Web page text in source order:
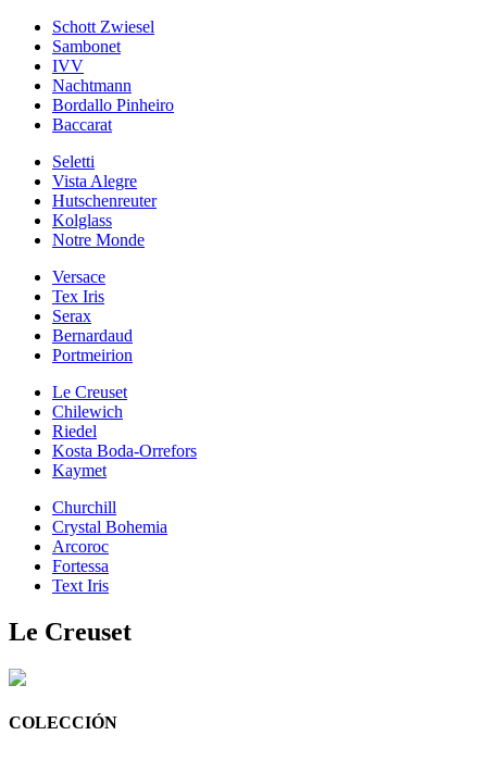
Schott Zwiesel
Sambonet
IVV
Nachtmann
Bordallo Pinheiro
Baccarat
Seletti
Vista Alegre
Hutschenreuter
Kolglass
Notre Monde
Versace
Tex Iris
Serax
Bernardaud
Portmeirion
Le Creuset
Chilewich
Riedel
Kosta Boda-Orrefors
Kaymet
Churchill
Crystal Bohemia
Arcoroc
Fortessa
Text Iris
Le Creuset
COLECCIÓN